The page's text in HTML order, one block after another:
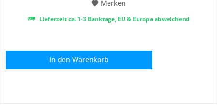
Merken
Lieferzeit ca. 1-3 Banktage, EU & Europa abweichend
In den Warenkorb